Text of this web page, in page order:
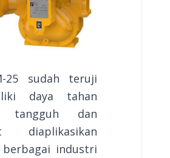
25 sudah teruji
daya tahan
tangguh dan
diaplikasikan
berbagai industri